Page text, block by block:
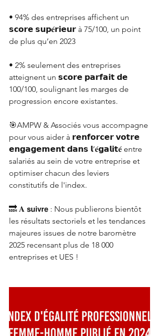
• 94% des entreprises affichent un
𝘀𝗰𝗼𝗿𝗲 𝘀𝘂𝗽𝐞́𝗿𝗶𝗲𝘂𝗿 à 75/100, un point
de plus qu’en 2023
• 2% seulement des entreprises
atteignent un 𝘀𝗰𝗼𝗿𝗲 𝗽𝗮𝗿𝗳𝗮𝗶𝘁 𝗱𝗲
100/100, soulignant les marges de
progression encore existantes.
🎯AMPW & Associés vous accompagne
pour vous aider à 𝗿𝗲𝗻𝗳𝗼𝗿𝗰𝗲𝗿 𝘃𝗼𝘁𝗿𝗲
𝗲𝗻𝗴𝗮𝗴𝗲𝗺𝗲𝗻𝘁 𝗱𝗮𝗻𝘀 𝗹’𝐞́𝗴𝗮𝗹𝗶𝘁𝐞́ entre
salariés au sein de votre entreprise et
optimiser chacun des leviers
constitutifs de l'index.
🔜 𝐀 𝘀𝘂𝗶𝘃𝗿𝗲 : Nous publierons bientôt
les résultats sectoriels et les tendances
majeures issues de notre baromètre
2025 recensant plus de 18 000
entreprises et UES !